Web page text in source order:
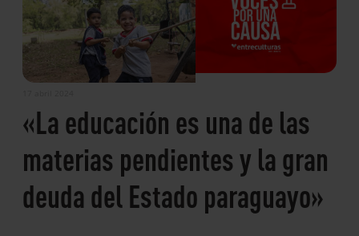
«La educación es una de las
materias pendientes y la gran
deuda del Estado paraguayo»